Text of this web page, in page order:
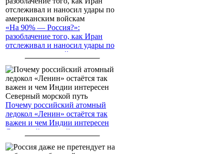
«На 90% — Россия?»:
разоблачение того, как Иран
отслеживал и наносил удары по
американским войскам
Почему российский атомный
ледокол «Ленин» остаётся так
важен и чем Индии интересен
Северный морской путь